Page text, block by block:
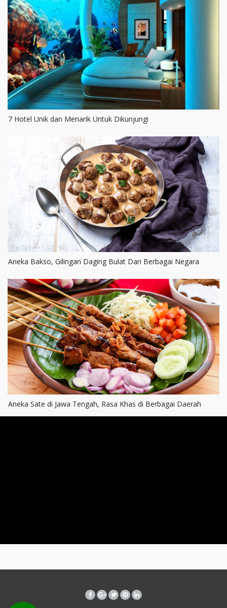
7 Hotel Unik dan Menarik Untuk Dikunjungi
Aneka Bakso, Gilingan Daging Bulat Dari Berbagai Negara
Aneka Sate di Jawa Tengah, Rasa Khas di Berbagai Daerah